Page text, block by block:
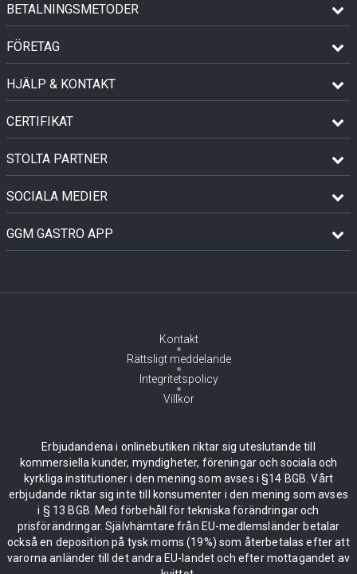
BETALNINGSMETODER
FÖRETAG
HJÄLP & KONTAKT
CERTIFIKAT
STOLTA PARTNER
SOCIALA MEDIER
GGM GASTRO APP
Kontakt
Rättsligt meddelande
Integritetspolicy
Villkor
Erbjudandena i onlinebutiken riktar sig uteslutande till
kommersiella kunder, myndigheter, föreningar och sociala och
kyrkliga institutioner i den mening som avses i §14 BGB. Vårt
erbjudande riktar sig inte till konsumenter i den mening som avses
i § 13 BGB. Med förbehåll för tekniska förändringar och
prisförändringar. Självhämtare från EU-medlemsländer betalar
också en deposition på tysk moms (19%) som återbetalas efter att
varorna anländer till det andra EU-landet och efter mottagandet av